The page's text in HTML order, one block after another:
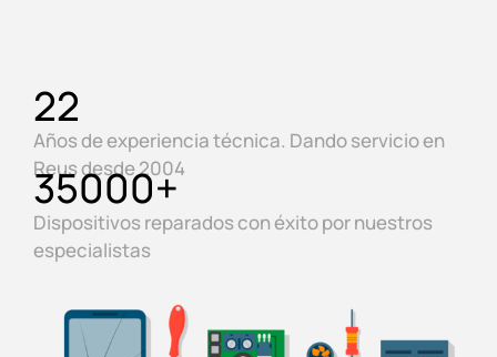
Años de experiencia técnica. Dando servicio en
Reus desde 2004
22
Dispositivos reparados con éxito por nuestros
especialistas
35000+